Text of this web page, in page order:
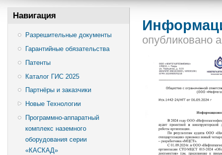
Навигация
Разрешительные документы
Гарантийные обязательства
Патенты
Каталог ГИС 2025
Партнёры и заказчики
Новые Технологии
Программно-аппаратный
комплекс наземного
оборудования серии
«КАСКАД»
опубликовано